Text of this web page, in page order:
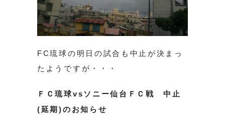
FC琉球の明日の試合も中止が決まっ
たようですが・・・
ＦＣ琉球vsソニー仙台ＦＣ戦 中止
(延期)のお知らせ